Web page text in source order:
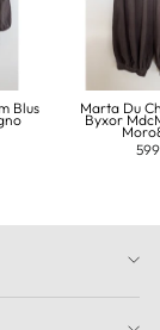
Blus Marta Du
Byxor